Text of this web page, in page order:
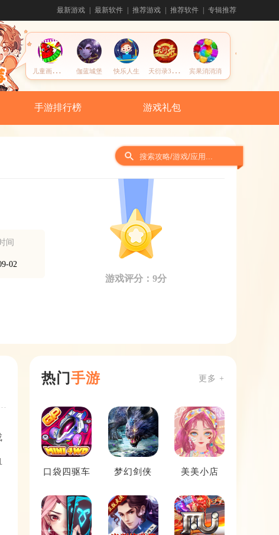
最新游戏 最新软件 推荐游戏 推荐软件 专辑推荐
儿
童画画水果涂色 伽蓝城堡 快乐人生 天
衍录3d手游 宾果消消消
手游排行榜 游戏礼包
间
02
游戏评分：9分
热门手游 更多 +
口袋四驱车 梦幻剑侠 美美小店